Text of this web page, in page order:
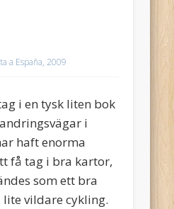
a España, 2009
i en tysk liten bok
i
haft enorma
få tag i bra kartor,
som ett bra
vildare cykling.